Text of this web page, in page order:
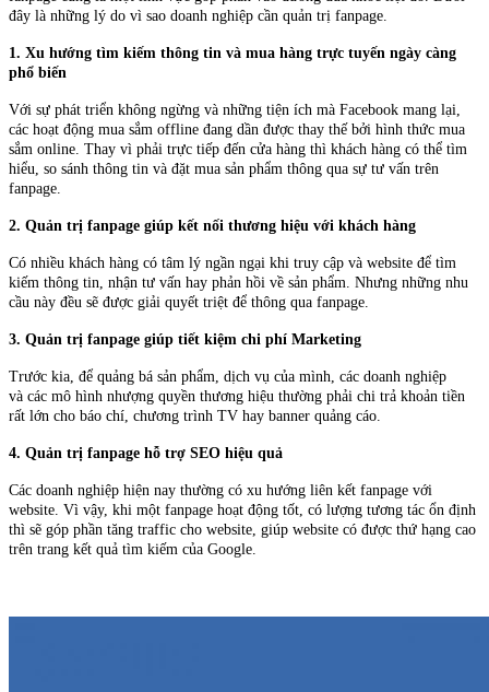
đây là những lý do vì sao doanh nghiệp cần quản trị fanpage.
1. Xu hướng tìm kiếm thông tin và mua hàng trực tuyến ngày càng
phổ biến
Với sự phát triển không ngừng và những tiện ích mà Facebook mang lại,
các hoạt động mua sắm offline đang dần được thay thế bởi hình thức mua
sắm online. Thay vì phải trực tiếp đến cửa hàng thì khách hàng có thể tìm
hiểu, so sánh thông tin và đặt mua sản phẩm thông qua sự tư vấn trên
fanpage.
2. Quản trị fanpage giúp kết nối thương hiệu với khách hàng
Có nhiều khách hàng có tâm lý ngần ngại khi truy cập và website để tìm
kiếm thông tin, nhận tư vấn hay phản hồi về sản phẩm. Nhưng những nhu
cầu này đều sẽ được giải quyết triệt để thông qua fanpage.
3. Quản trị fanpage giúp tiết kiệm chi phí Marketing
Trước kia, để quảng bá sản phẩm, dịch vụ của mình, các doanh nghiệp
và các mô hình nhượng quyền thương hiệu thường phải chi trả khoản tiền
rất lớn cho báo chí, chương trình TV hay banner quảng cáo.
4. Quản trị fanpage hỗ trợ SEO hiệu quả
Các doanh nghiệp hiện nay thường có xu hướng liên kết fanpage với
website. Vì vậy, khi một fanpage hoạt động tốt, có lượng tương tác ổn định
thì sẽ góp phần tăng traffic cho website, giúp website có được thứ hạng cao
trên trang kết quả tìm kiếm của Google.